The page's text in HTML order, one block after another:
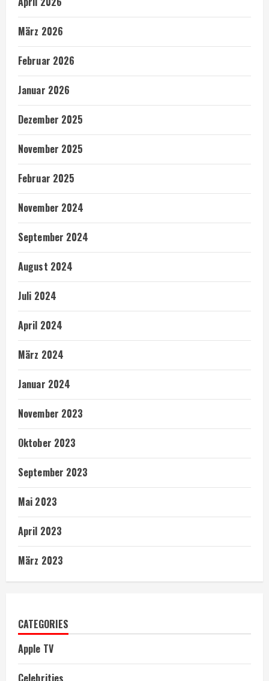
März 2026
Februar 2026
Januar 2026
Dezember 2025
November 2025
Februar 2025
November 2024
September 2024
August 2024
Juli 2024
April 2024
März 2024
Januar 2024
November 2023
Oktober 2023
September 2023
Mai 2023
April 2023
März 2023
CATEGORIES
Apple TV
Celebrities